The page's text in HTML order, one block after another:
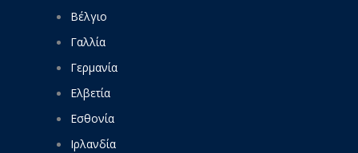
Βέλγιο
Γαλλία
Γερμανία
Ελβετία
Εσθονία
Ιρλανδία